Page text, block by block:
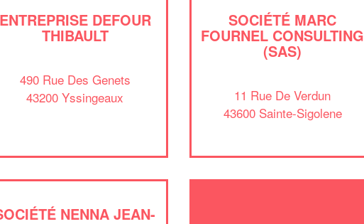
ENTREPRISE DEFOUR
THIBAULT
490 Rue Des Genets
43200 Yssingeaux
SOCIÉTÉ MARC
FOURNEL CONSULTING
(SAS)
11 Rue De Verdun
43600 Sainte-Sigolene
NENNA JEAN-